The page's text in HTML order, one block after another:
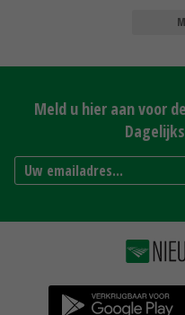
Meld u hier aan voor